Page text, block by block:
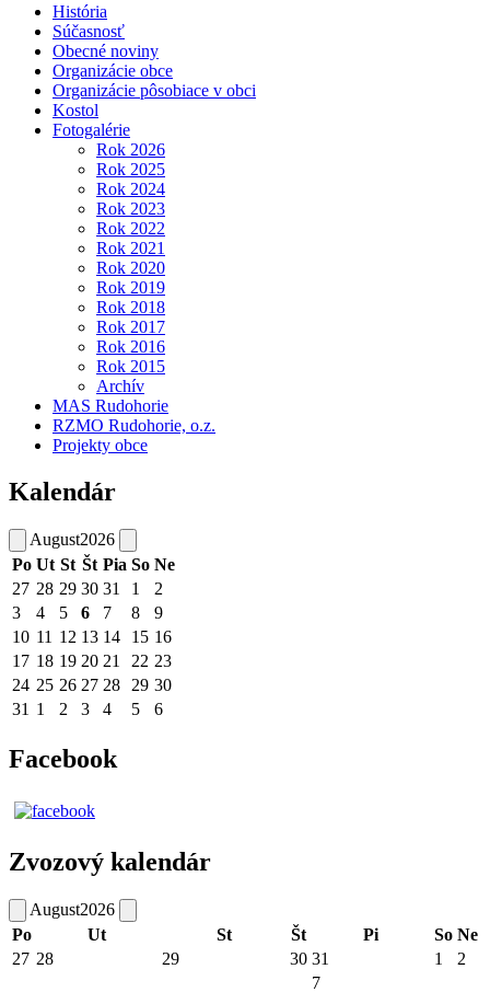
História
Súčasnosť
Obecné noviny
Organizácie obce
Organizácie pôsobiace v obci
Kostol
Fotogalérie
Rok 2026
Rok 2025
Rok 2024
Rok 2023
Rok 2022
Rok 2021
Rok 2020
Rok 2019
Rok 2018
Rok 2017
Rok 2016
Rok 2015
Archív
MAS Rudohorie
RZMO Rudohorie, o.z.
Projekty obce
Kalendár
August2026
Po Ut St Št Pia So Ne
27 28 29 30 31 1
2
3
4 5 6 7 8
9
10 11 12 13 14 15 16
17 18 19 20 21 22 23
24 25 26 27 28 29 30
31 1 2 3 4 5 6
Facebook
Zvozový kalendár
August2026
Po
Ut St Št Pi So Ne
27 28 29 30 31 1 2
7